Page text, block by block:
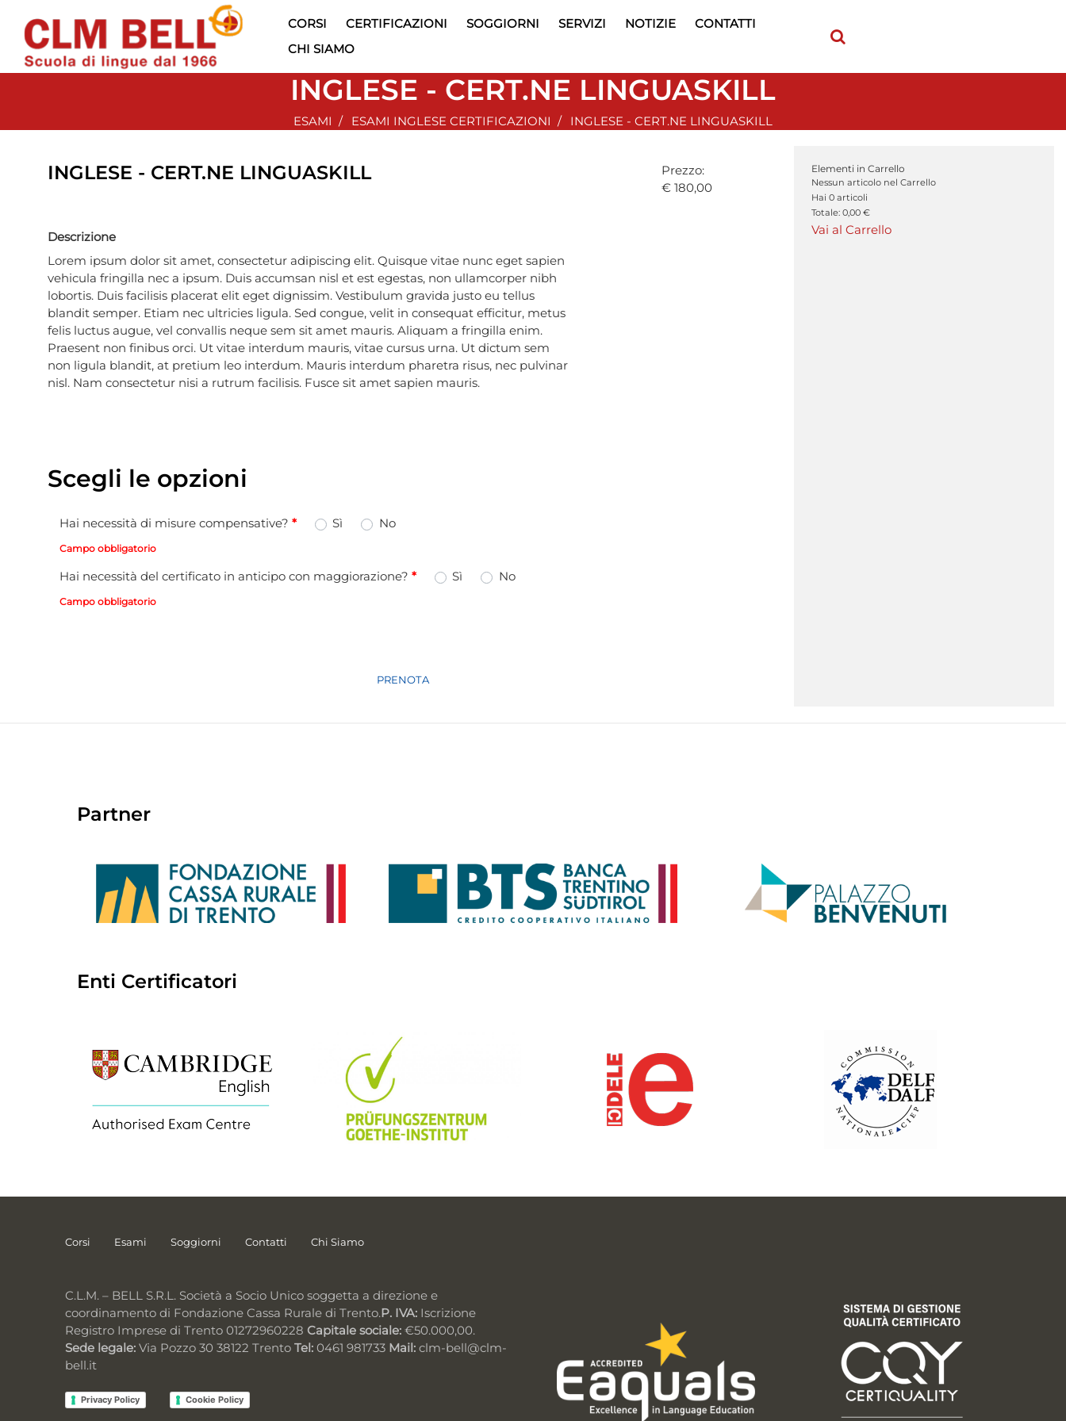
CORSI CERTIFICAZIONI SOGGIORNI SERVIZI NOTIZIE
CONTATTI
CHI SIAMO
INGLESE - CERT.NE LINGUASKILL
ESAMI ESAMI INGLESE CERTIFICAZIONI INGLESE - CERT.NE LINGUASKILL
INGLESE - CERT.NE LINGUASKILL
Prezzo:
€ 180,00
Descrizione
Lorem ipsum dolor sit amet, consectetur adipiscing elit. Quisque vitae nunc eget sapien
vehicula fringilla nec a ipsum. Duis accumsan nisl et est egestas, non ullamcorper nibh
lobortis. Duis facilisis placerat elit eget dignissim. Vestibulum gravida justo eu tellus
blandit semper. Etiam nec ultricies ligula. Sed congue, velit in consequat efficitur, metus
felis luctus augue, vel convallis neque sem sit amet mauris. Aliquam a fringilla enim.
Praesent non finibus orci. Ut vitae interdum mauris, vitae cursus urna. Ut dictum sem
non ligula blandit, at pretium leo interdum. Mauris interdum pharetra risus, nec pulvinar
nisl. Nam consectetur nisi a rutrum facilisis. Fusce sit amet sapien mauris.
Scegli le opzioni
Hai necessità di misure compensative? *
Hai necessità di misure compensative? * Sì No
Campo obbligatorio
Hai necessità del certificato in anticipo con maggiorazione? *
Hai necessità del certificato in anticipo con maggiorazione? * Sì No
Campo obbligatorio
Quantità
PRENOTA
Elementi in Carrello
Nessun articolo nel Carrello
Hai 0 articoli
Totale: 0,00 €
Vai al Carrello
Partner
Enti Certificatori
Corsi Esami Soggiorni Contatti Chi Siamo
C.L.M. – BELL S.R.L. Società a Socio Unico soggetta a direzione e
coordinamento di Fondazione Cassa Rurale di Trento.P. IVA: Iscrizione
Registro Imprese di Trento 01272960228Capitale sociale: €50.000,00.
Sede legale: Via Pozzo 30 38122 TrentoTel:0461 981733 Mail: clm-bell@clm-
bell.it
Privacy Policy Cookie Policy